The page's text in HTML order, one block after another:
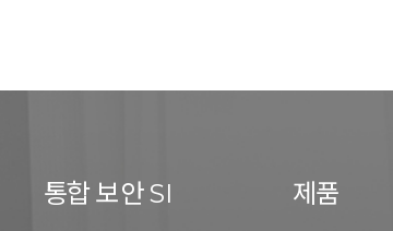
통합 보안 SI 제품